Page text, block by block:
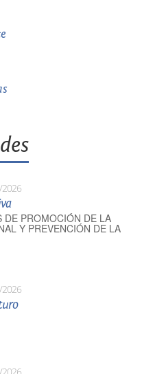
DE PROMOCIÓN DE LA
Y PREVENCIÓN DE LA